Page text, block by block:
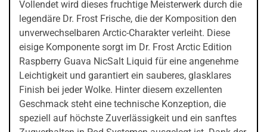
Vollendet wird dieses fruchtige Meisterwerk durch die
legendäre Dr. Frost Frische, die der Komposition den
unverwechselbaren Arctic-Charakter verleiht. Diese
eisige Komponente sorgt im Dr. Frost Arctic Edition
Raspberry Guava NicSalt Liquid für eine angenehme
Leichtigkeit und garantiert ein sauberes, glasklares
Finish bei jeder Wolke. Hinter diesem exzellenten
Geschmack steht eine technische Konzeption, die
speziell auf höchste Zuverlässigkeit und ein sanftes